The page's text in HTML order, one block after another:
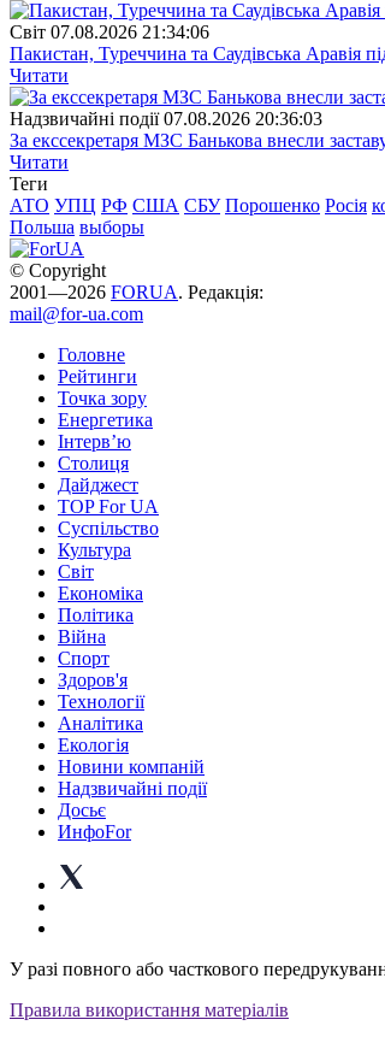
Свiт 07.08.2026 21:34:06
Пакистан, Туреччина та Саудівська Аравія
Читати
Надзвичайні події 07.08.2026 20:36:03
За екссекретаря МЗС Банькова внесли
Читати
Теги
АТО УПЦ РФ США СБУ Порошенко Росія
Польша выборы
© Copyright
2001—2026 FORUA. Редакція:
mail@for-ua.com
Головне
Рейтинги
Точка зору
Енергетика
Інтерв’ю
Столиця
Дайджест
TOP For UA
Суспiльство
Культура
Світ
Економіка
Політика
Війна
Спорт
Здоров'я
Технології
Аналітика
Екологія
Новини компаній
Надзвичайні події
Досьє
ИнфоFor
У разі повного або часткового
Правила використання матеріалів